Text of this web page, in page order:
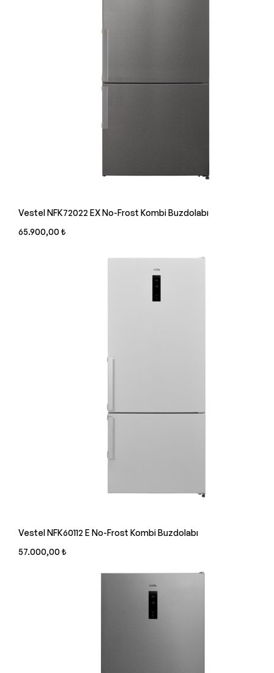
Vestel NFK72022 EX No-Frost Kombi Buzdolabı
65.900,00 ₺
Vestel NFK60112 E No-Frost Kombi Buzdolabı
57.000,00 ₺